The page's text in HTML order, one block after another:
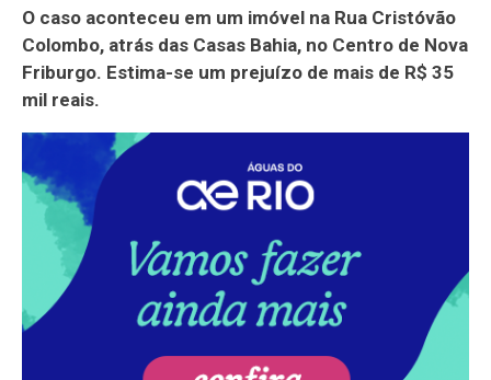
O caso aconteceu em um imóvel na Rua Cristóvão
Colombo, atrás das Casas Bahia, no Centro de Nova
Friburgo. Estima-se um prejuízo de mais de R$ 35
mil reais.